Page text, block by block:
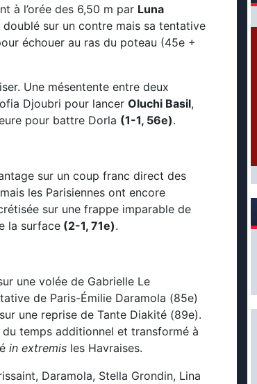
à l’orée des 6,50 m par Luna
doublé sur un contre mais sa tentative
échouer au ras du poteau (45e +
Une mésentente entre deux
Djoubri pour lancer Oluchi Basil,
pour battre Dorla (1-1, 56e).
sur un coup franc direct des
les Parisiennes ont encore
sur une frappe imparable de
la surface (2-1, 71e).
une volée de Gabrielle Le
de Paris-Émilie Daramola (85e)
une reprise de Tante Diakité (89e).
temps additionnel et transformé à
in extremis les Havraises.
Daramola, Stella Grondin, Lina